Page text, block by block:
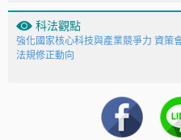
科法觀點
強化國家核心科技與產業競爭力 資策
法規修正動向